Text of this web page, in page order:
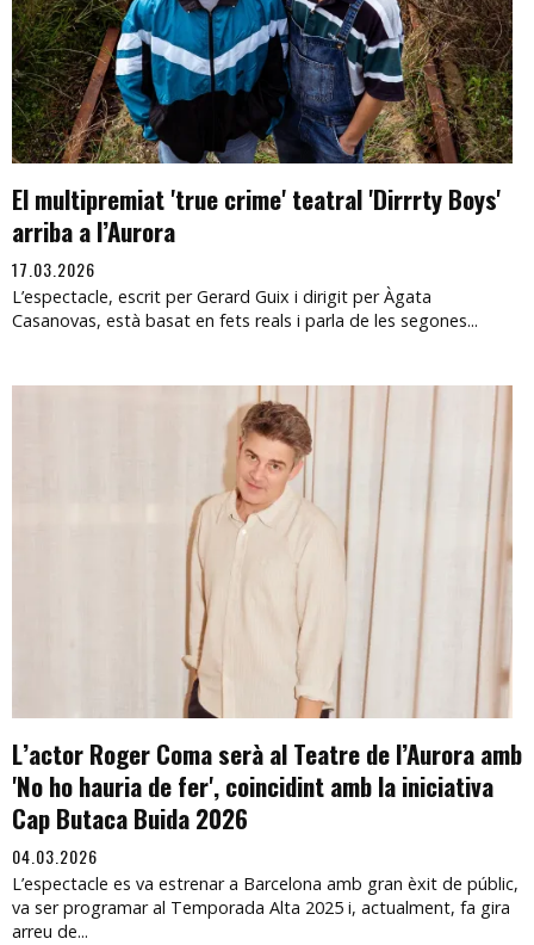
El multipremiat 'true crime' teatral 'Dirrrty Boys'
arriba a l’Aurora
17.03.2026
L’espectacle, escrit per Gerard Guix i dirigit per Àgata
Casanovas, està basat en fets reals i parla de les segones...
L’actor Roger Coma serà al Teatre de l’Aurora amb
'No ho hauria de fer', coincidint amb la iniciativa
Cap Butaca Buida 2026
04.03.2026
L’espectacle es va estrenar a Barcelona amb gran èxit de públic,
va ser programar al Temporada Alta 2025 i, actualment, fa gira
arreu de...